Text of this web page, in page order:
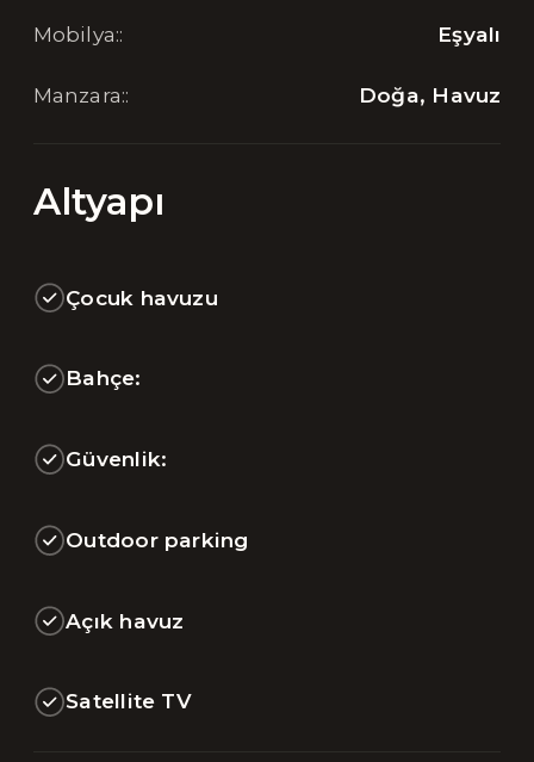
Mobilya:: Eşyalı
Manzara:: Doğa, Havuz
Altyapı
Çocuk havuzu
Bahçe:
Güvenlik:
Outdoor parking
Açık havuz
Satellite TV